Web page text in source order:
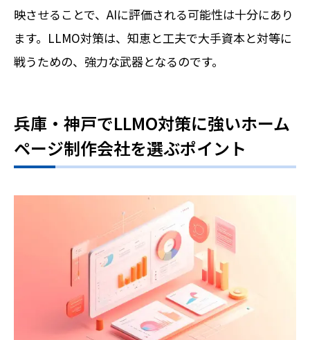
映させることで、AIに評価される可能性は十分にあり
ます。LLMO対策は、知恵と工夫で大手資本と対等に
戦うための、強力な武器となるのです。
兵庫・神戸でLLMO対策に強いホーム
ページ制作会社を選ぶポイント